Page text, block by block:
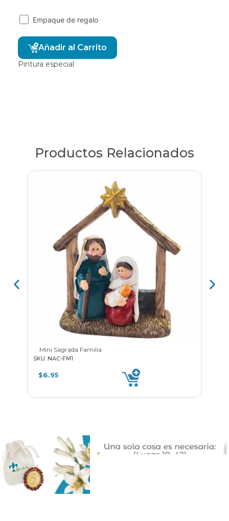
Empaque de regalo
Añadir al Carrito
Pintura especial
Productos Relacionados
Mini Sagrada Familia
SKU: NAC-FM1
$6.95